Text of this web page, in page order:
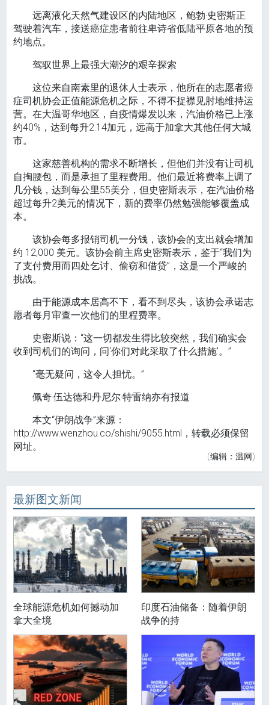
远离液化天然气建设区的内陆地区，鲍勃·史密斯正
驾驶着汽车，接送癌症患者前往卑诗省低陆平原各地的预
约地点。
驾驭世界上最强大潮汐的艰辛探索
这位来自南素里的退休人士表示，他所在的志愿者癌
症司机协会正值能源危机之际，不得不捉襟见肘地维持运
营。在大温哥华地区，自疫情爆发以来，汽油价格已上涨
约40%，达到每升2.14加元，远高于加拿大其他任何大城
市。
这家慈善机构的需求不断增长，但他们并没有让司机
自掏腰包，而是承担了里程费用。他们最近将费率上调了
几分钱，达到每公里55美分，但史密斯表示，在汽油价格
超过每升2美元的情况下，新的费率仍然勉强能够覆盖成
本。
该协会每多报销司机一分钱，该协会的支出就会增加
约 12,000 美元。该协会前主席史密斯表示，鉴于“我们为
了支付费用而四处乞讨、偷窃和借贷”，这是一个严峻的
挑战。
由于能源成本居高不下，看不到尽头，该协会承诺志
愿者每月审查一次他们的里程费率。
史密斯说：“这一切都发生得比较突然，我们确实会
收到司机们的询问，问‘你们对此采取了什么措施’。”
“毫无疑问，这令人担忧。”
佩奇·伍达德和丹尼尔·特雷纳亦有报道
本文“伊朗战争”来源：
http://www.wenzhou.co/shishi/9055.html，转载必须保留
网址。
(编辑：温网)
最新图文新闻
全球能源危机如何撼动加
拿大全境
印度石油储备：随着伊朗
战争的持